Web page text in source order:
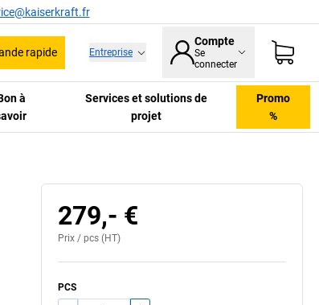
rapide Entreprise
Compte
Se
connecter
à
Services et solutions de
projet
Promo
%
279,- €
Prix / pcs (HT)
PCS